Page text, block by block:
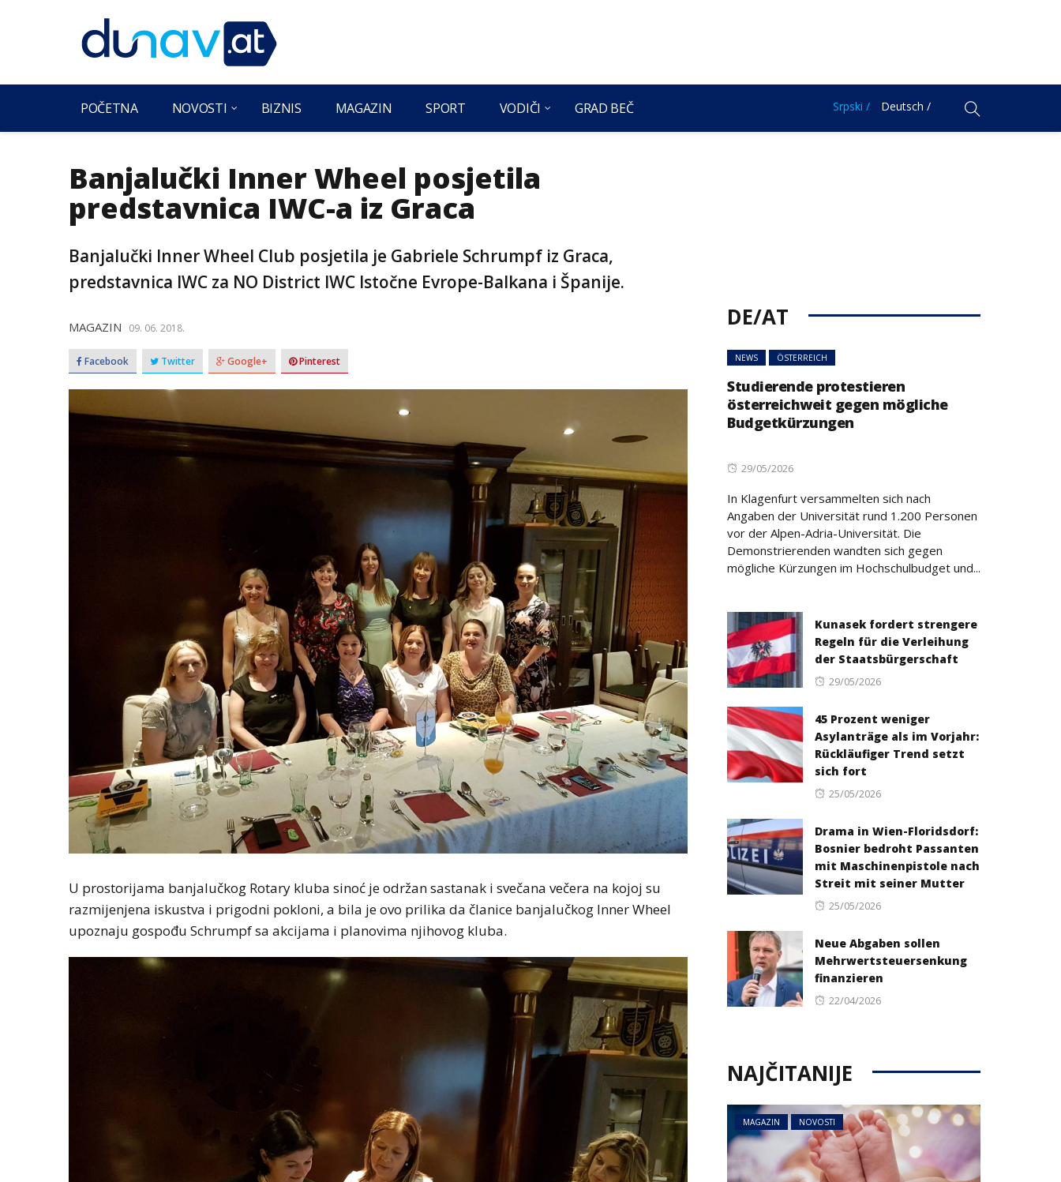
POČETNA NOVOSTI BIZNIS MAGAZIN SPORT VODIČI GRAD BEČ Srpski / Deutsch /
Banjalučki Inner Wheel posjetila
predstavnica IWC-a iz Graca
Banjalučki Inner Wheel Club posjetila je Gabriele Schrumpf iz Graca,
predstavnica IWC za NO District IWC Istočne Evrope-Balkana i Španije.
MAGAZIN 09. 06. 2018.
Facebook Twitter Google+ Pinterest
U prostorijama banjalučkog Rotary kluba sinoć je održan sastanak i svečana večera na kojoj su
razmijenjena iskustva i prigodni pokloni, a bila je ovo prilika da članice banjalučkog Inner Wheel
upoznaju gospođu Schrumpf sa akcijama i planovima njihovog kluba.
DE/AT
NEWS ÖSTERREICH
Studierende protestieren
österreichweit gegen mögliche
Budgetkürzungen
Posted
29/05/2026
In Klagenfurt versammelten sich nach
Angaben der Universität rund 1.200 Personen
vor der Alpen-Adria-Universität. Die
Demonstrierenden wandten sich gegen
mögliche Kürzungen im Hochschulbudget und...
Kunasek fordert strengere
Regeln für die Verleihung
der Staatsbürgerschaft
Posted
29/05/2026
45 Prozent weniger
Asylanträge als im Vorjahr:
Rückläufiger Trend setzt
sich fort
Posted
25/05/2026
Drama in Wien-Floridsdorf:
Bosnier bedroht Passanten
mit Maschinenpistole nach
Streit mit seiner Mutter
Posted
25/05/2026
Neue Abgaben sollen
Mehrwertsteuersenkung
finanzieren
Posted
22/04/2026
NAJČITANIJE
MAGAZIN NOVOSTI